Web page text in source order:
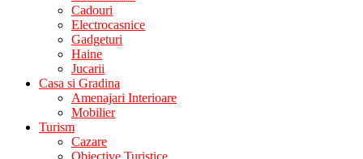
Cadouri
Electrocasnice
Gadgeturi
Haine
Jucarii
Casa si Gradina
Amenajari Interioare
Mobilier
Turism
Cazare
Obiective Turistice